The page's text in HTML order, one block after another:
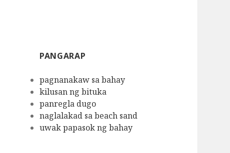
PANGARAP
pagnanakaw sa bahay
kilusan ng bituka
panregla dugo
naglalakad sa beach sand
uwak papasok ng bahay